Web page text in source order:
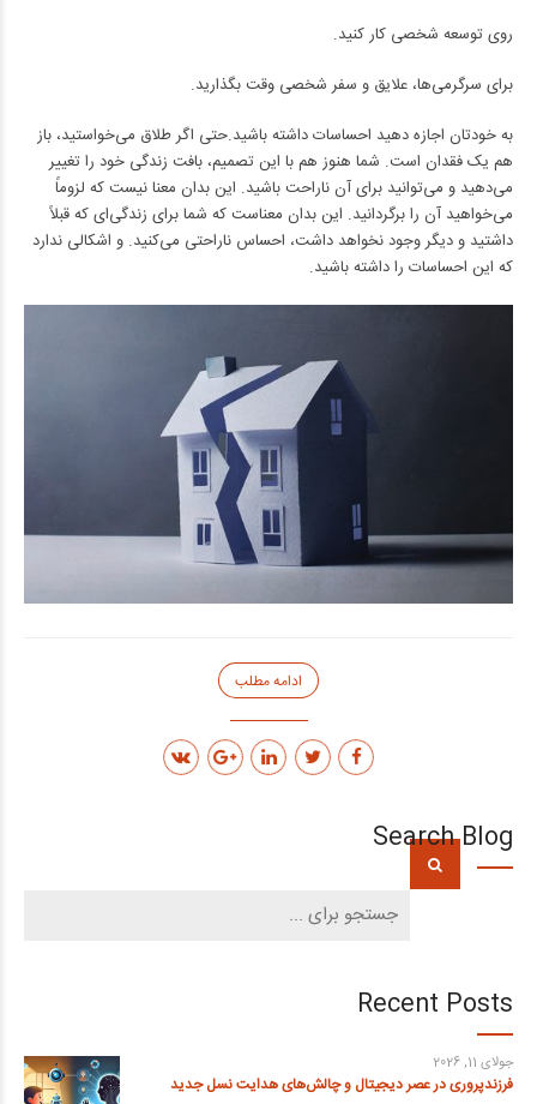
روی توسعه شخصی کار کنید.
برای سرگرمی‌ها، علایق و سفر شخصی وقت بگذارید.
به خودتان اجازه دهید احساسات داشته باشید.حتی اگر طلاق می‌خواستید، باز
هم یک فقدان است. شما هنوز هم با این تصمیم، بافت زندگی خود را تغییر
می‌دهید و می‌توانید برای آن ناراحت باشید. این بدان معنا نیست که لزوماً
می‌خواهید آن را برگردانید. این بدان معناست که شما برای زندگی‌ای که قبلاً
داشتید و دیگر وجود نخواهد داشت، احساس ناراحتی می‌کنید. و اشکالی ندارد
که این احساسات را داشته باشید.
ادامه مطلب
Search Blog
Recent Posts
جولای 11, 2026
فرزندپروری در عصر دیجیتال و چالش‌های هدایت نسل جدید